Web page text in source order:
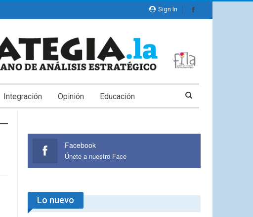
Sign In
Integración Opinión Educación
Facebook
Únete a nuestro Face
Lo nuevo